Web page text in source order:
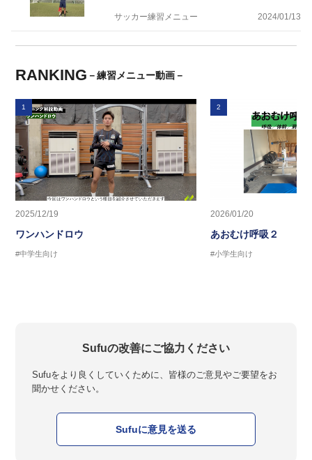
サッカー練習メニュー 2024/01/13
RANKING －練習メニュー動画－
1
2025/12/19
ワンハンドロウ
#中学生向け
2
2026/01/20
あおむけ呼吸２
#小学生向け
Sufuの改善にご協力ください
Sufuをより良くしていくために、皆様のご意見やご要望をお
聞かせください。
Sufuに意見を送る